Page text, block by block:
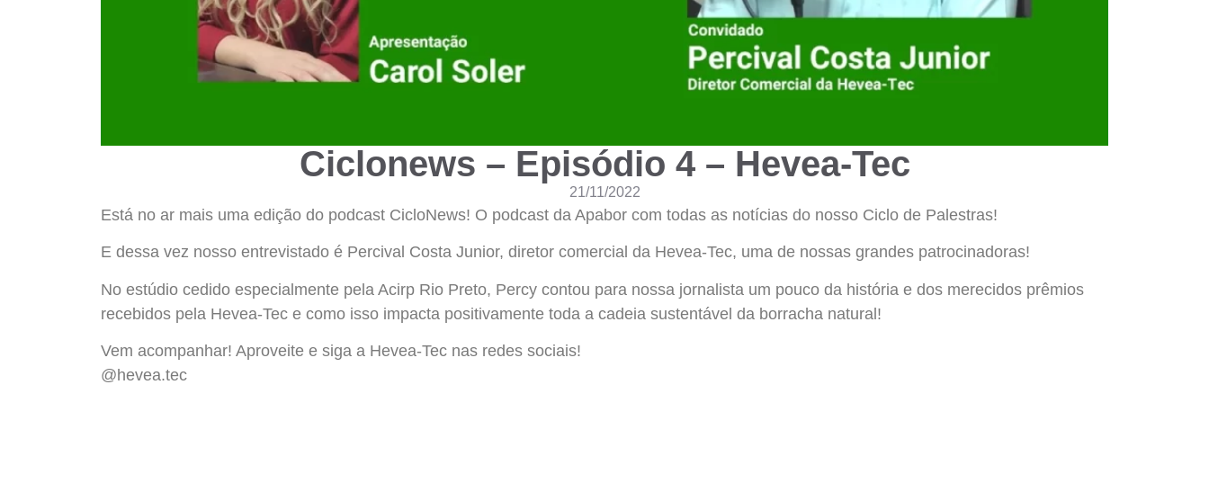
Ciclonews – Episódio 4 – Hevea-Tec
21/11/2022
Está no ar mais uma edição do podcast CicloNews! O podcast da Apabor com todas as notícias do nosso Ciclo de Palestras!
E dessa vez nosso entrevistado é Percival Costa Junior, diretor comercial da Hevea-Tec, uma de nossas grandes patrocinadoras!
No estúdio cedido especialmente pela Acirp Rio Preto, Percy contou para nossa jornalista um pouco da história e dos merecidos prêmios
recebidos pela Hevea-Tec e como isso impacta positivamente toda a cadeia sustentável da borracha natural!
Vem acompanhar! Aproveite e siga a Hevea-Tec nas redes sociais!
@hevea.tec